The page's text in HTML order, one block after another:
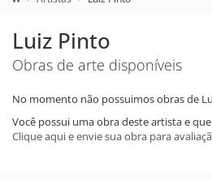
Luiz Pinto
Obras de arte disponíveis
No momento não possuimos obras de
Você possui uma obra deste artista e
Clique aqui e envie sua obra para